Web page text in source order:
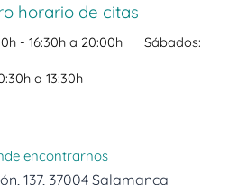
horario de citas
- 16:30h a 20:00h Sábados:
a 13:30h
encontrarnos
137, 37004 Salamanca